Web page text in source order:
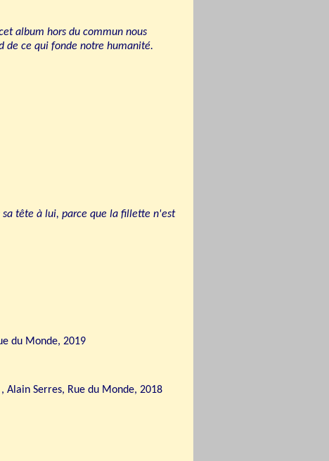
album hors du commun nous
de ce qui fonde notre humanité.
sa tête à lui, parce que la fillette n'est
du Monde, 2019
Alain Serres, Rue du Monde, 2018